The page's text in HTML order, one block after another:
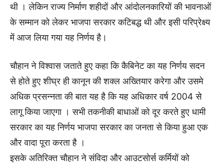
थी । लेकिन राज्य निर्माण शहीदों और आंदोलनकारियों की भावनाओं
के सम्मान को लेकर भाजपा सरकार कटिबद्ध थी और इसी परिप्रेक्ष्य
में आज लिया गया यह निर्णय है।
चौहान ने विश्वास जताते हुए कहा कि कैबिनेट का यह निर्णय सदन
से होते हुए शीघ्र ही कानून की शक्ल अख्तियार करेगा और उसमे
अधिक प्रसन्नता की बात यह है कि यह अधिकार वर्ष 2004 से
लागू किया जाएगा । सभी तकनीकी बाधाओं को दूर करते हुए धामी
सरकार का यह निर्णय भाजपा सरकार का जनता से किया हुआ एक
और वादा पूरा करता है ।
इसके अतिरिक्त चौहान ने संविदा और आउटसोर्स कर्मियों को